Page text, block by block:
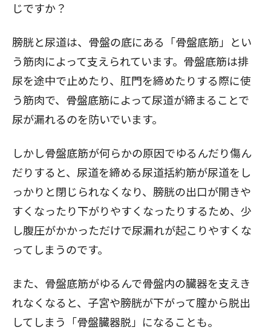
じですか？
膀胱と尿道は、骨盤の底にある「骨盤底筋 」とい
う筋肉によって支えられています。骨盤底筋は排
尿を途中で止めたり、肛門を締めたりする際に使
う筋肉で、骨盤底筋によって尿道が締まることで
尿が漏れるのを防いでいます。
しかし骨盤底筋が何らかの原因でゆるんだり傷ん
だりすると、尿道を締める尿道括約筋が尿道をし
っかりと閉じられなくなり、膀胱の出口が開きや
すくなったり下がりやすくなったりするため、少
し腹圧がかかっただけで尿漏れが起こりやすくな
ってしまうのです。
また、骨盤底筋がゆるんで骨盤内の臓器を支えき
れなくなると、子宮や膀胱が下がって膣から脱出
してしまう「骨盤臓器脱」になることも。